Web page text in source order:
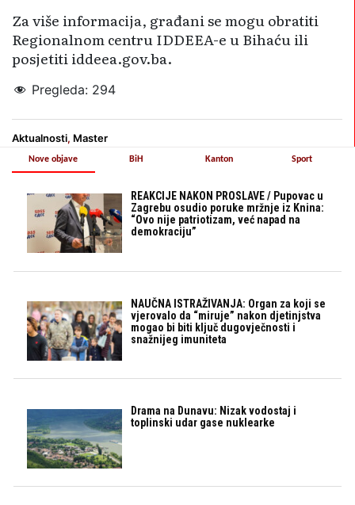
Za više informacija, građani se mogu obratiti
Regionalnom centru IDDEEA-e u Bihaću ili
posjetiti iddeea.gov.ba.
Pregleda: 294
Aktualnosti, Master
Nove objave
REAKCIJE NAKON PROSLAVE / Pupovac u
Zagrebu osudio poruke mržnje iz Knina:
“Ovo nije patriotizam, već napad na
demokraciju”
NAUČNA ISTRAŽIVANJA: Organ za koji se
vjerovalo da “miruje” nakon djetinjstva
mogao bi biti ključ dugovječnosti i
snažnijeg imuniteta
Drama na Dunavu: Nizak vodostaj i
toplinski udar gase nuklearke
BiH Kanton Sport